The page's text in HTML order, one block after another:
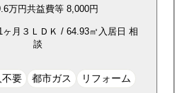
万円共益費等 8,000円
ヶ月 ３ＬＤＫ / 64.93㎡ 入居日 相
談
要 都市ガス リフォーム